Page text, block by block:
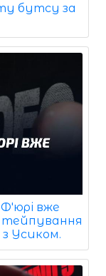
бутсу за
Ф'юрі вже
тейпування
Усиком.